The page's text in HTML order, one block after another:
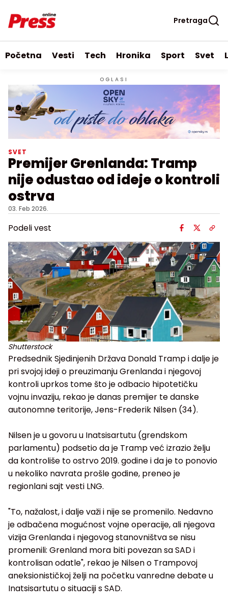
Pretraga
Početna Vesti Tech Hronika Sport Svet
OGLASI
SVET
Premijer Grenlanda: Tramp
nije odustao od ideje o kontroli
ostrva
03. Feb 2026.
Podeli vest
Shutterstock
Predsednik Sjedinjenih Država Donald Tramp i dalje je
pri svojoj ideji o preuzimanju Grenlanda i njegovoj
kontroli uprkos tome što je odbacio hipotetičku
vojnu invaziju, rekao je danas premijer te danske
autonomne teritorije, Jens-Frederik Nilsen (34).
Nilsen je u govoru u Inatsisartutu (grendskom
parlamentu) podsetio da je Tramp već izrazio želju
da kontroliše to ostrvo 2019. godine i da je to ponovio
u nekoliko navrata prošle godine, preneo je
regionlani sajt vesti LNG.
"To, nažalost, i dalje važi i nije se promenilo. Nedavno
je odbačena mogućnost vojne operacije, ali njegova
vizija Grenlanda i njegovog stanovništva se nisu
promenili: Grenland mora biti povezan sa SAD i
kontrolisan odatle", rekao je Nilsen o Trampovoj
aneksionističkoj želji na početku vanredne debate u
Inatsisartutu o situaciji s SAD.